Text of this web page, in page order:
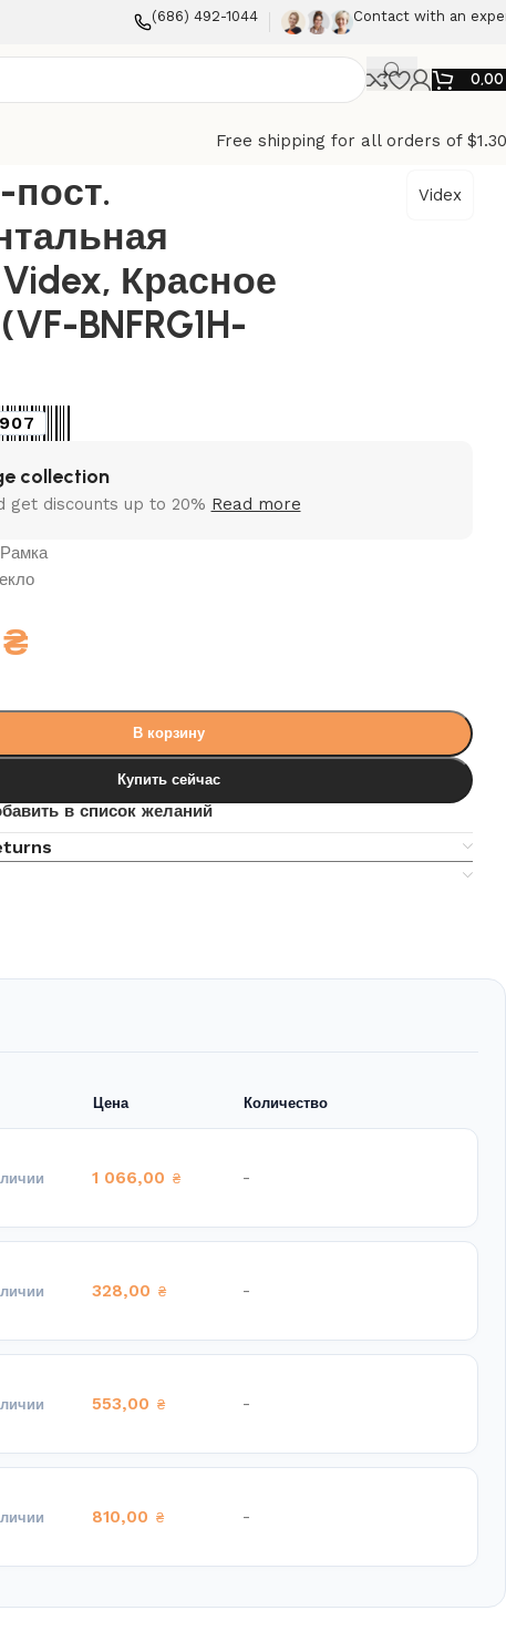
(686) 492-1044 Contact with an
0,00
Free shipping for all orders of
Videx, Красное стекло (VF-BNFRG1H-RD)
пост.
Videx, Красное
BNFRG1H-
Videx
collection
get discounts up to 20% Read more
Рамка
₴
В корзину
Купить сейчас
в список желаний
Цена Количество
1 066,00 ₴ -
328,00 ₴ -
553,00 ₴ -
810,00 ₴ -